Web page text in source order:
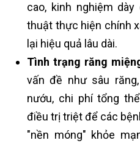
cao, kinh nghiệm
thuật thực hiện chính
lại hiệu quả lâu dài.
Tình trạng răng
vấn đề như sâu
nướu, chi phí tổng
điều trị triệt để các
"nền móng" khỏe